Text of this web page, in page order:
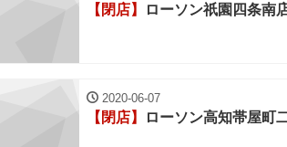
【閉店】 ローソン祇園四条南
2020-06-07
【閉店】 ローソン高知帯屋町